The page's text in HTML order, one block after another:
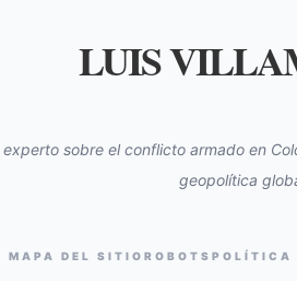
LUIS
experto sobre el conflicto armado en
geopolítica
MAPA DEL SITIO ROBOTS POLÍTICA